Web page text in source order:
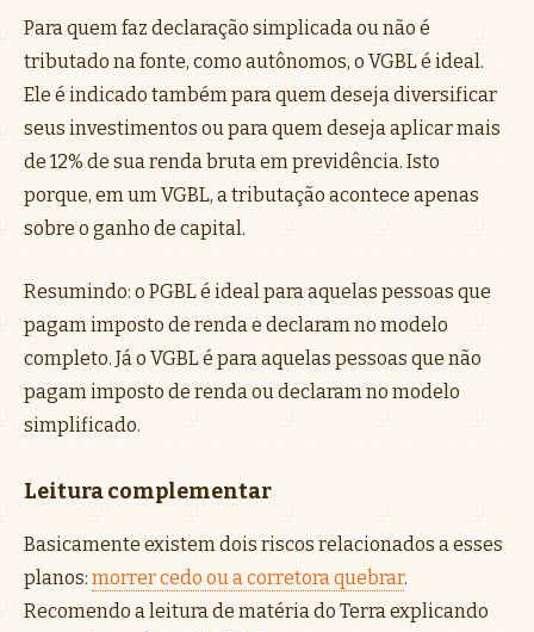
Para quem faz declaração simplicada ou não é
tributado na fonte, como autônomos, o VGBL é ideal.
Ele é indicado também para quem deseja diversificar
seus investimentos ou para quem deseja aplicar mais
de 12% de sua renda bruta em previdência. Isto
porque, em um VGBL, a tributação acontece apenas
sobre o ganho de capital.
Resumindo: o PGBL é ideal para aquelas pessoas que
pagam imposto de renda e declaram no modelo
completo. Já o VGBL é para aquelas pessoas que não
pagam imposto de renda ou declaram no modelo
simplificado.
Leitura complementar
Basicamente existem dois riscos relacionados a esses
planos: morrer cedo ou a corretora quebrar.
Recomendo a leitura de matéria do Terra explicando